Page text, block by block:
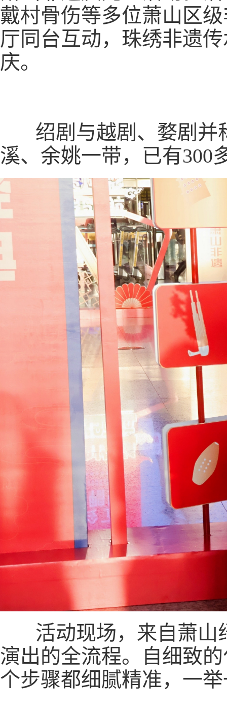
戴村骨伤等多位萧山区
厅同台互动，珠绣非遗
庆。
绍剧与越剧、婺剧并
溪、余姚一带，已有300
活动现场，来自萧山
演出的全流程。自细致
个步骤都细腻精准，一